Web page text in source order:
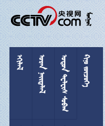
       